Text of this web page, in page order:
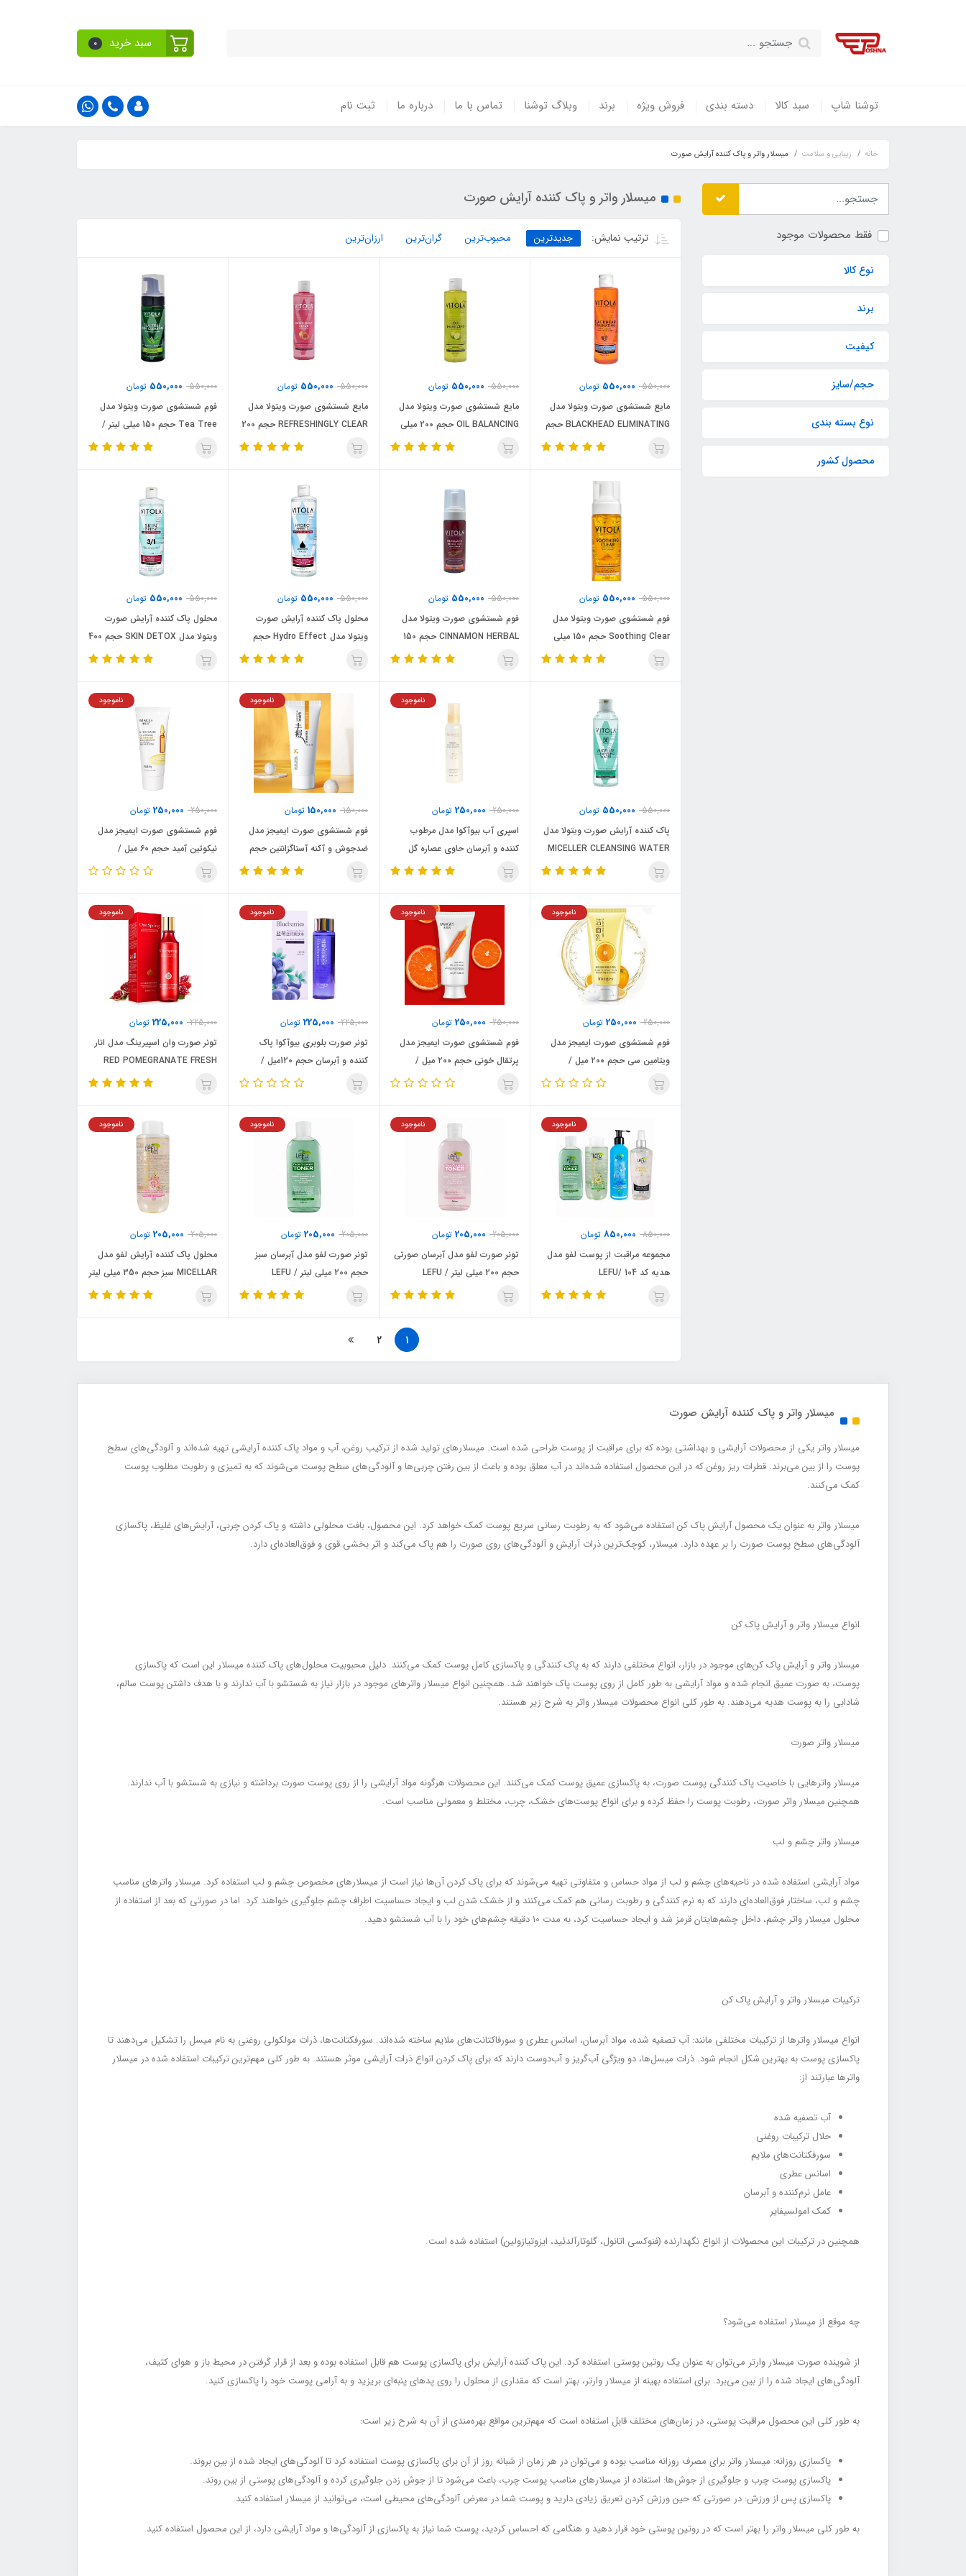
سبد خرید 0
توشنا شاپ سبد کالا دسته بندی فروش ویژه برند وبلاگ توشنا تماس با ما درباره ما ثبت نام
خانه زیبایی و سلامت میسلار واتر و پاک کننده آرایش صورت
فقط محصولات موجود
نوع کالا
برند
کیفیت
حجم/سایز
نوع بسته بندی
محصول کشور
میسلار واتر و پاک کننده آرایش صورت
ترتیب نمایش: جدیدترین محبوب‌ترین گران‌ترین ارزان‌ترین
550,000
550,000 تومان
مایع شستشوی صورت ویتولا مدل
BLACKHEAD ELIMINATING حجم
200 میلی لیتر / VITOLA
550,000
550,000 تومان
مایع شستشوی صورت ویتولا مدل
OIL BALANCING حجم 200 میلی
لیتر / VITOLA
550,000
550,000 تومان
مایع شستشوی صورت ویتولا مدل
REFRESHINGLY CLEAR حجم 200
میلی لیتر / VITOLA
550,000
550,000 تومان
فوم شستشوی صورت ویتولا مدل
Tea Tree حجم 150 میلی لیتر /
VITOLA
550,000
550,000 تومان
فوم شستشوی صورت ویتولا مدل
Soothing Clear حجم 150 میلی
لیتر / VITOLA
550,000
550,000 تومان
فوم شستشوی صورت ویتولا مدل
CINNAMON HERBAL حجم 150
میلی لیتر / VITOLA
550,000
550,000 تومان
محلول پاک کننده آرایش صورت
ویتولا مدل Hydro Effect حجم
400 میلی لیتر / VITOLA
550,000
550,000 تومان
محلول پاک کننده آرایش صورت
ویتولا مدل SKIN DETOX حجم 400
میلی لیتر / VITOLA
550,000
550,000 تومان
پاک کننده آرایش صورت ویتولا مدل
MICELLER CLEANSING WATER
حجم 225 میلی لیتر / VITOLA
250,000
250,000 تومان
ناموجود
اسپری آب بیوآکوا مدل مرطوب
کننده و آبرسان حاوی عصاره گل
اسمانتوس حجم 150 میل /
150,000
150,000 تومان
ناموجود
فوم شستشوی صورت ایمیجز مدل
ضدجوش و آکنه آستاگزانتین حجم
۶۰ میل / IMAGES
250,000
250,000 تومان
ناموجود
فوم شستشوی صورت ایمیجز مدل
نیکوتین آمید حجم 60 میل /
IMAGES
250,000
250,000 تومان
ناموجود
فوم شستشوی صورت ایمیجز مدل
ویتامین سی حجم ۲۰۰ میل /
IMAGES
250,000
250,000 تومان
ناموجود
فوم شستشوی صورت ایمیجز مدل
پرتقال خونی حجم ۲۰۰ میل /
IMAGES
225,000
225,000 تومان
ناموجود
تونر صورت بلوبری بیوآکوا پاک
کننده و آبرسان حجم 120میل /
BIOAQUA
225,000
225,000 تومان
ناموجود
تونر صورت وان اسپیرینگ مدل انار
RED POMEGRANATE FRESH
حجم ۱۵۰ میلی لیتر / ONE SPRING
850,000
850,000 تومان
ناموجود
مجموعه مراقبت از پوست لفو مدل
هدیه کد 104 /LEFU
205,000
205,000 تومان
ناموجود
تونر صورت لفو مدل آبرسان صورتی
حجم 200 میلی لیتر / LEFU
205,000
205,000 تومان
ناموجود
تونر صورت لفو مدل آبرسان سبز
حجم 200 میلی لیتر / LEFU
205,000
205,000 تومان
ناموجود
محلول پاک کننده آرایش لفو مدل
MICELLAR سبز حجم 350 میلی لیتر
1
2
میسلار واتر و پاک کننده آرایش صورت
میسلار واتر یکی از محصولات آرایشی و بهداشتی بوده که برای مراقبت از پوست طراحی شده است. میسلار‌های تولید شده از ترکیب روغن، آب و مواد پاک کننده آرایشی تهیه شده‌اند و آلودگی‌های سطح
پوست را از بین می‌برند. قطرات ریز روغن که در این محصول استفاده شده‌اند در آب معلق بوده و باعث از بین رفتن چربی‌ها و آلودگی‌های سطح پوست می‌شوند که به تمیزی و رطوبت مطلوب پوست
کمک می‌کنند.
میسلار واتر به عنوان یک محصول آرایش پاک کن استفاده می‌شود که به رطوبت رسانی سریع پوست کمک خواهد کرد. این محصول، بافت محلولی داشته و پاک کردن چربی، آرایش‌های غلیظ، پاکسازی
آلودگی‌های سطح پوست صورت را بر عهده دارد. میسلار، کوچک‌ترین ذرات آرایش و آلودگی‌های روی صورت را هم پاک می‌کند و اثر بخشی قوی و فوق‌العاده‌ای دارد.
انواع میسلار واتر و آرایش پاک کن
میسلار واتر و آرایش پاک کن‌های موجود در بازار، انواع مختلفی دارند که به پاک کنندگی و پاکسازی کامل پوست کمک می‌کنند. دلیل محبوبیت محلول‌های پاک کننده میسلار این است که پاکسازی
پوست، به صورت عمیق انجام شده و مواد آرایشی به طور کامل از روی پوست پاک خواهند شد. همچنین انواع میسلار واتر‌های موجود در بازار نیاز به شستشو با آب ندارند و با هدف داشتن پوست سالم،
شادابی را به پوست هدیه می‌دهند. به طور کلی انواع محصولات میسلار واتر به شرح زیر هستند.
میسلار واتر صورت
میسلار واتر‌هایی با خاصیت پاک کنندگی پوست صورت، به پاکسازی عمیق پوست کمک می‌کنند. این محصولات هرگونه مواد آرایشی را از روی پوست صورت برداشته و نیازی به شستشو با آب ندارند.
همچنین میسلار واتر صورت، رطوبت پوست را حفظ کرده و برای انواع پوست‌های خشک، چرب، مختلط و معمولی مناسب است.
میسلار واتر چشم و لب
مواد آرایشی استفاده شده در ناحیه‌های چشم و لب از مواد حساس و متفاوتی تهیه می‌شوند که برای پاک کردن آن‌ها نیاز است از میسلار‌های مخصوص چشم و لب استفاده کرد. میسلار واتر‌های مناسب
چشم و لب، ساختار فوق‌العاده‌ای دارند که به نرم کنندگی و رطوبت رسانی هم کمک می‌کنند و از خشک شدن لب و ایجاد حساسیت اطراف چشم جلوگیری خواهند کرد. اما در صورتی که بعد از استفاده از
محلول میسلار واتر چشم، داخل چشم‌هایتان قرمز شد و ایجاد حساسیت کرد، به مدت 10 دقیقه چشم‌های خود را با آب شستشو دهید.
ترکیبات میسلار واتر و آرایش پاک کن
انواع میسلار واتر‌ها از ترکیبات مختلفی مانند: آب تصفیه شده، مواد آبرسان، اسانس عطری و سورفاکتانت‌های ملایم ساخته شده‌اند. سورفکتانت‌ها، ذرات مولکولی روغنی به نام میسل را تشکیل می‌دهند تا
پاکسازی پوست به بهترین شکل انجام شود. ذرات میسل‌ها، دو ویژگی آب‌گریز و آب‌دوست دارند که برای پاک کردن انواع ذرات آرایشی موثر هستند. به طور کلی مهم‌ترین ترکیبات استفاده شده در میسلار
واتر‌ها عبارتند از:
آب تصفیه شده
حلال ترکیبات روغنی
سورفکتانت‌های ملایم
اسانس عطری
عامل نرم‌کننده و آبرسان
کمک امولسیفایر
همچنین در ترکیبات این محصولات از انواع نگهدارنده (فنوکسی اتانول، گلوتارآلدئید، ایزوتیازولین) استفاده شده است.
چه موقع از میسلار استفاده می‌‌شود؟
از شوینده صورت میسلار وارتر می‌توان به عنوان یک روتین پوستی استفاده کرد. این پاک کننده آرایش برای پاکسازی پوست هم قابل استفاده بوده و بعد از قرار گرفتن در محیط باز و هوای کثیف،
آلودگی‌های ایجاد شده را از بین می‌برد. برای استفاده بهینه از میسلار وارتر، بهتر است که مقداری از محلول را روی پد‌های پنبه‌ای بریزید و به آرامی‌ پوست خود را پاکسازی کنید.
به طور کلی این محصول مراقبت پوستی، در زمان‌های مختلف قابل استفاده است که مهم‌ترین مواقع بهره‌مندی از آن به شرح زیر است:
پاکسازی روزانه: میسلار واتر برای مصرف روزانه مناسب بوده و می‌توان در هر زمان از شبانه روز از آن برای پاکسازی پوست استفاده کرد تا آلودگی‌های ایجاد شده از بین بروند.
پاکسازی پوست چرب و جلوگیری از جوش‌ها: استفاده از میسلار‌های مناسب پوست چرب، باعث می‌شود تا از جوش زدن جلوگیری کرده و آلودگی‌های پوستی از بین روند.
پاکسازی پس از ورزش: در صورتی که حین ورزش کردن تعریق زیادی دارید و پوست شما در معرض آلودگی‌های محیطی است، می‌توانید از میسلار استفاده کنید.
به طور کلی میسلار واتر را بهتر است که در روتین پوستی خود قرار دهید و هنگامی ‌که احساس کردید، پوست شما نیاز به پاکسازی از آلودگی‌ها و مواد آرایشی دارد، از این محصول استفاده کنید.